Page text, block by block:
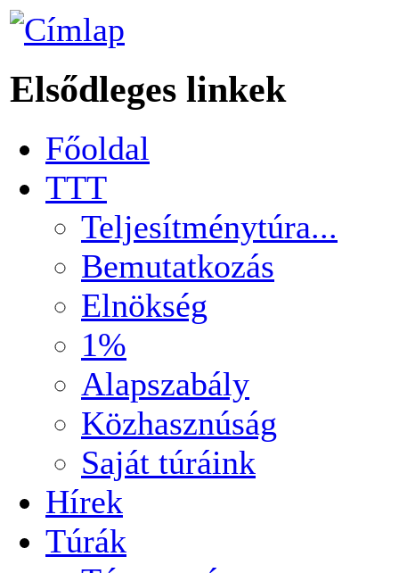
Elsődleges linkek
Főoldal
TTT
Teljesítménytúra...
Bemutatkozás
Elnökség
1%
Alapszabály
Közhasznúság
Saját túráink
Hírek
Túrák